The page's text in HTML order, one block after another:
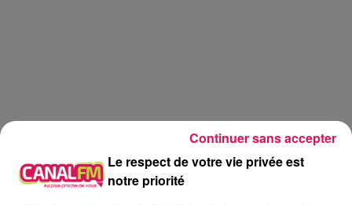
Le respect de votre vie privée est
notre priorité
Continuer sans accepter